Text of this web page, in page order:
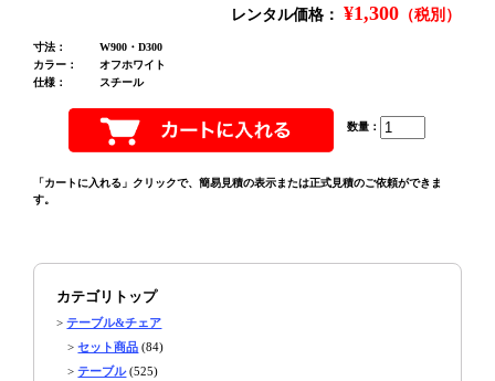
レンタル価格： ¥1,300 （税別）
寸法：
W900・D300
カラー：
オフホワイト
仕様：
スチール
数量：
「カートに入れる」クリックで、簡易見積の表示または正式見積のご依頼ができま
す。
カテゴリトップ
>テーブル&チェア
>セット商品 (84)
>テーブル(525)